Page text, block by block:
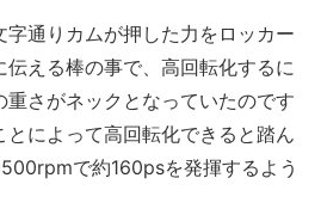
通りカムが押した力をロッカー
える棒の事で、高回転化するに
さがネックとなっていたのです
によって高回転化できると踏ん
で約160psを発揮するよう